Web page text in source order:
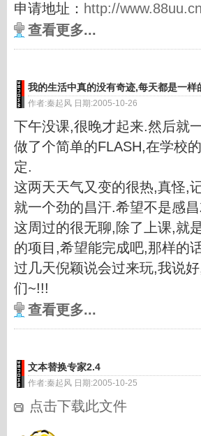
申请地址： http://
查看更多...
我的生活中真的没有奇迹,每天都是一样
作者:秦起风 日期:2005-10-26
下午没课,很晚才起来.然后就
做了个简单的FLASH,在学校
定.
这两天天气又变的很热,真怪,
就一个劲的昌汗.希望不是感
这周过的很无聊,除了上课,就
的项目,希望能完成吧,那样的
过几天倪颖说会过来玩,我说
们~!!!
查看更多...
文本替换专家2.4
作者:秦起风 日期:2005-10-25
点击下载此文件